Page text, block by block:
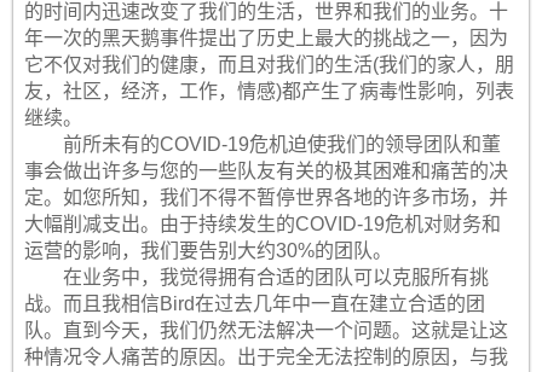
的时间内迅速改变了我们的生活，世界和我们的业务。十
年一次的黑天鹅事件提出了历史上最大的挑战之一，因为
它不仅对我们的健康，而且对我们的生活(我们的家人，朋
友，社区，经济，工作，情感)都产生了病毒性影响，列表
继续。
前所未有的COVID-19危机迫使我们的领导团队和董
事会做出许多与您的一些队友有关的极其困难和痛苦的决
定。如您所知，我们不得不暂停世界各地的许多市场，并
大幅削减支出。由于持续发生的COVID-19危机对财务和
运营的影响，我们要告别大约30%的团队。
在业务中，我觉得拥有合适的团队可以克服所有挑
战。而且我相信Bird在过去几年中一直在建立合适的团
队。直到今天，我们仍然无法解决一个问题。这就是让这
种情况令人痛苦的原因。出于完全无法控制的原因，与我